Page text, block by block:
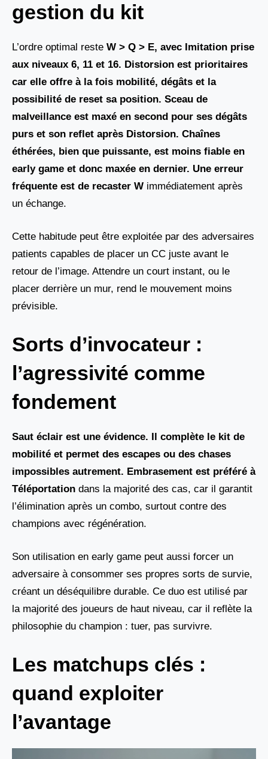
gestion du kit
L’ordre optimal reste W > Q > E, avec Imitation prise
aux niveaux 6, 11 et 16. Distorsion est prioritaires
car elle offre à la fois mobilité, dégâts et la
possibilité de reset sa position. Sceau de
malveillance est maxé en second pour ses dégâts
purs et son reflet après Distorsion. Chaînes
éthérées, bien que puissante, est moins fiable en
early game et donc maxée en dernier. Une erreur
fréquente est de recaster W immédiatement après
un échange.
Cette habitude peut être exploitée par des adversaires
patients capables de placer un CC juste avant le
retour de l’image. Attendre un court instant, ou le
placer derrière un mur, rend le mouvement moins
prévisible.
Sorts d’invocateur :
l’agressivité comme
fondement
Saut éclair est une évidence. Il complète le kit de
mobilité et permet des escapes ou des chases
impossibles autrement. Embrasement est préféré à
Téléportation dans la majorité des cas, car il garantit
l’élimination après un combo, surtout contre des
champions avec régénération.
Son utilisation en early game peut aussi forcer un
adversaire à consommer ses propres sorts de survie,
créant un déséquilibre durable. Ce duo est utilisé par
la majorité des joueurs de haut niveau, car il reflète la
philosophie du champion : tuer, pas survivre.
Les matchups clés :
quand exploiter
l’avantage